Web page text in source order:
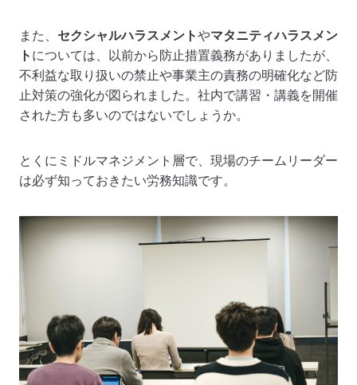
また、 セクシャルハラスメントやマタニティハラスメン
トについては、以前から防止措置義務がありましたが、
不利益な取り扱いの禁止や事業主の責務の明確化など防
止対策の強化が図られました。社内で講習・講義を開催
された方も多いのではないでしょうか。
とくにミドルマネジメント層で、現場のチームリーダー
は必ず知っておきたい労務知識です。